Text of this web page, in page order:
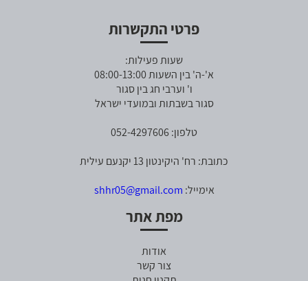
פרטי התקשרות
שעות פעילות:
א'-ה' בין השעות 08:00-13:00
ו' וערבי חג בין סגור
סגור בשבתות ובמועדי ישראל
טלפון: 052-4297606
כתובת: רח' היקינטון 13 יקנעם עילית
אימייל: shhr05@gmail.com
מפת אתר
אודות
צור קשר